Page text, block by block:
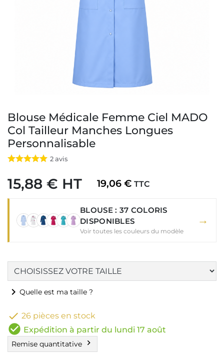
Blouse Médicale Femme Ciel MADO
Col Tailleur Manches Longues
Personnalisable
2avis
15,88 € HT 19,06 € TTC
BLOUSE : 37 COLORIS
DISPONIBLES
Voir toutes les couleurs du modèle
→
chevron_right Quelle est ma taille ?
 26 pièces en stock
check_circle Expédition à partir du lundi 17 août
Remise quantitative chevron_right